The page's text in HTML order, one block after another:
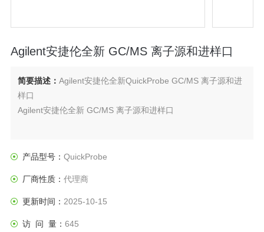
Agilent安捷伦全新 GC/MS 离子源和进样口
简要描述： Agilent安捷伦全新QuickProbe GC/MS 离子源和进
样口
Agilent安捷伦全新 GC/MS 离子源和进样口
产品型号： QuickProbe
厂商性质： 代理商
更新时间： 2025-10-15
访 问 量： 645